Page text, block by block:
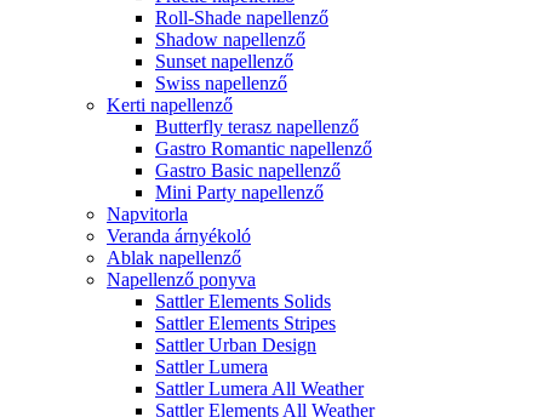
Roll-Shade napellenző
Shadow napellenző
Sunset napellenző
Swiss napellenző
Kerti napellenző
Butterfly terasz napellenző
Gastro Romantic napellenző
Gastro Basic napellenző
Mini Party napellenző
Napvitorla
Veranda árnyékoló
Ablak napellenző
Napellenző ponyva
Sattler Elements Solids
Sattler Elements Stripes
Sattler Urban Design
Sattler Lumera
Sattler Lumera All Weather
Sattler Elements All Weather